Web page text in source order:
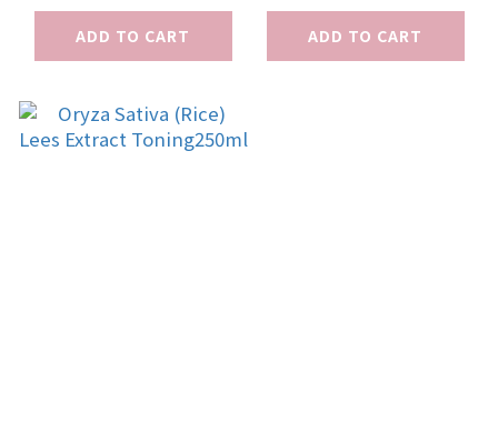
ADD TO CART ADD TO CART